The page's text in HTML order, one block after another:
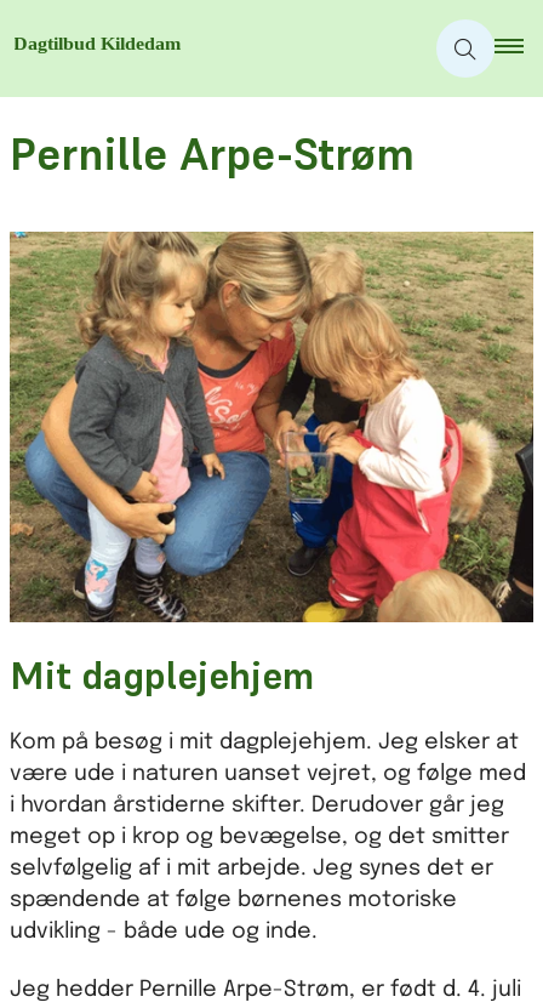
Pernille Arpe-Strøm
Mit dagplejehjem
Kom på besøg i mit dagplejehjem. Jeg elsker at
være ude i naturen uanset vejret, og følge med
i hvordan årstiderne skifter. Derudover går jeg
meget op i krop og bevægelse, og det smitter
selvfølgelig af i mit arbejde. Jeg synes det er
spændende at følge børnenes motoriske
udvikling - både ude og inde.
Jeg hedder Pernille Arpe-Strøm, er født d. 4. juli